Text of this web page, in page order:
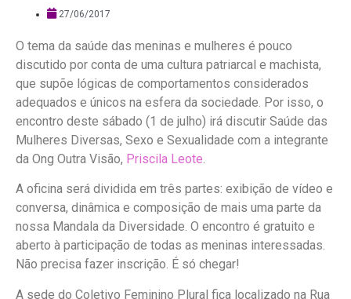
27/06/2017
O tema da saúde das meninas e mulheres é pouco
discutido por conta de uma cultura patriarcal e machista,
que supõe lógicas de comportamentos considerados
adequados e únicos na esfera da sociedade. Por isso, o
encontro deste sábado (1 de julho) irá discutir Saúde das
Mulheres Diversas, Sexo e Sexualidade com a integrante
da Ong Outra Visão, Priscila Leote.
A oficina será dividida em três partes: exibição de vídeo e
conversa, dinâmica e composição de mais uma parte da
nossa Mandala da Diversidade. O encontro é gratuito e
aberto à participação de todas as meninas interessadas.
Não precisa fazer inscrição. É só chegar!
A sede do Coletivo Feminino Plural fica localizado na Rua